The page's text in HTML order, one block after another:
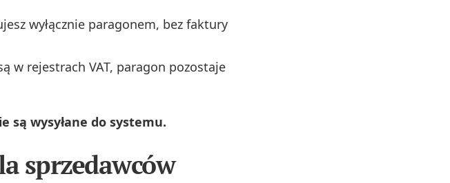
wyłącznie paragonem, bez faktury
w rejestrach VAT, paragon pozostaje
są wysyłane do systemu.
sprzedawców